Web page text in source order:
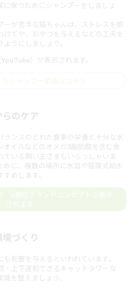
に保つためにシャンプーをしましょ
ーが苦手な猫ちゃんは、ストレスを感
けてや、おやつを与えるなどの工夫を
うにしましょう。
）が表示されます。
のケア
ランスのとれた食事の栄養と十分な水
オイルなどのオメガ3脂肪酸を含む食
ている飼い主さまもいらっしゃいま
めに、複数の場所に水皿や循環式給水
めします。
づくり
影響を与えるといわれています。
・上下運動できるキャットタワーな
を整えましょう。